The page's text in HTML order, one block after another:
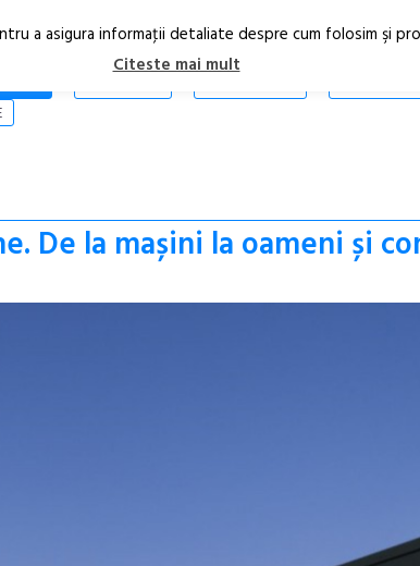
De la mașini la oameni și
a asigura informaţii detaliate despre cum folosim şi
Citeste mai mult